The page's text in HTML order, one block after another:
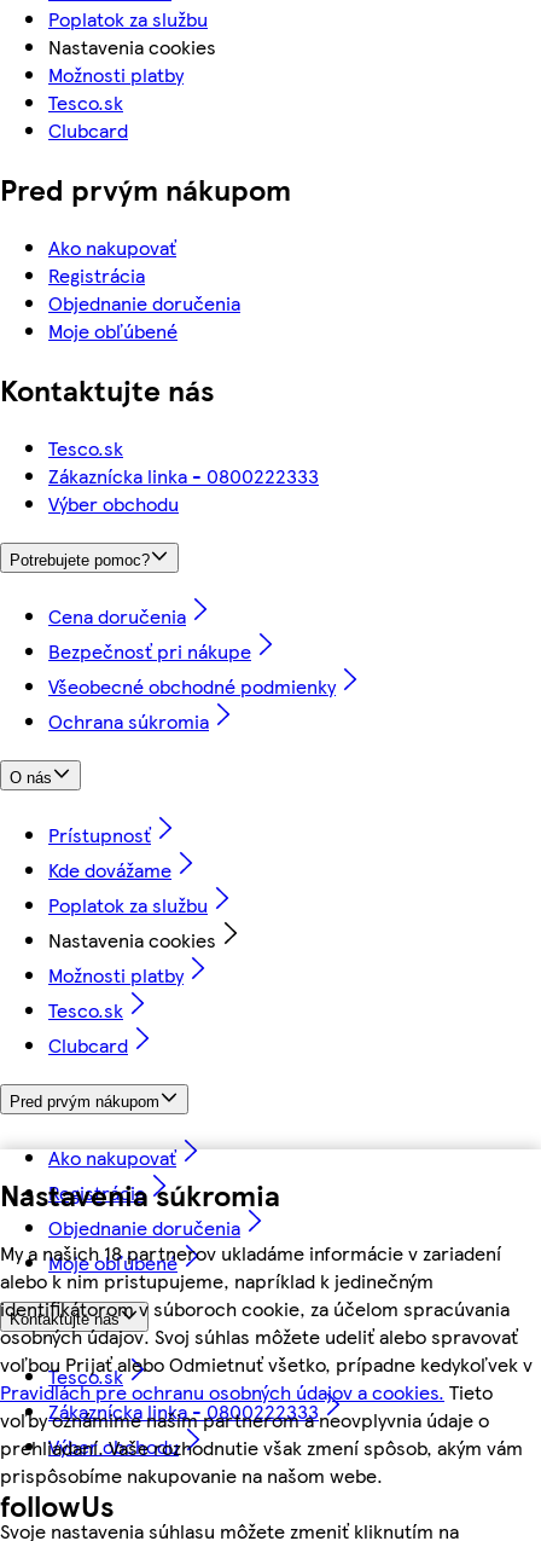
Nastavenia súkromia
My a našich 18 partnerov ukladáme informácie v zariadení
alebo k nim pristupujeme, napríklad k jedinečným
identifikátorom v súboroch cookie, za účelom spracúvania
osobných údajov. Svoj súhlas môžete udeliť alebo spravovať
voľbou Prijať alebo Odmietnuť všetko, prípadne kedykoľvek v
Pravidlách pre ochranu osobných údajov a cookies. Tieto
voľby oznámime našim partnerom a neovplyvnia údaje o
prehliadaní. Vaše rozhodnutie však zmení spôsob, akým vám
prispôsobíme nakupovanie na našom webe.
Svoje nastavenia súhlasu môžete zmeniť kliknutím na
Poplatok za službu
Nastavenia cookies
Možnosti platby
Tesco.sk
Clubcard
Pred prvým nákupom
Ako nakupovať
Registrácia
Objednanie doručenia
Moje obľúbené
Kontaktujte nás
Tesco.sk
Zákaznícka linka - 0800222333
Výber obchodu
Potrebujete pomoc?
Cena doručenia
Bezpečnosť pri nákupe
Všeobecné obchodné podmienky
Ochrana súkromia
O nás
Prístupnosť
Kde dovážame
Poplatok za službu
Nastavenia cookies
Možnosti platby
Tesco.sk
Clubcard
Pred prvým nákupom
Ako nakupovať
Registrácia
Objednanie doručenia
Moje obľúbené
Kontaktujte nás
Tesco.sk
Zákaznícka linka - 0800222333
Výber obchodu
followUs